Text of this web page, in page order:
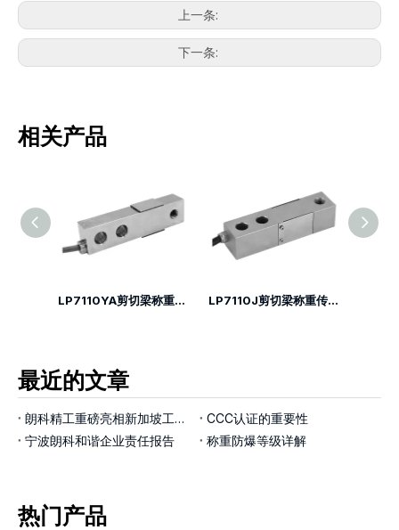
上一条:
下一条:
相关产品
LP7110YA剪切梁称重传感器 LP7110J剪切梁称重传感器
最近的文章
朗科精工重磅亮相新加坡工业展览会，以智能称重技术赋能工业4.0新征程
CCC认证的重要性
宁波朗科和谐企业责任报告
称重防爆等级详解
热门产品